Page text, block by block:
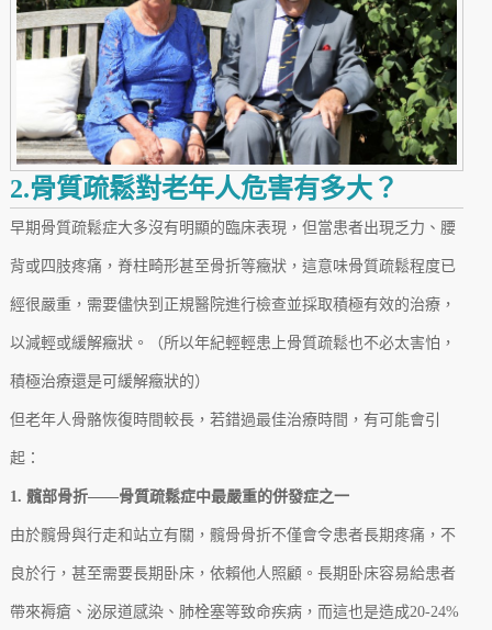
2.骨質疏鬆對老年人危害有多大？
早期骨質疏鬆症大多沒有明顯的臨床表現，但當患者出現乏力、腰
背或四肢疼痛，脊柱畸形甚至骨折等癥狀，這意味骨質疏鬆程度已
經很嚴重，需要儘快到正規醫院進行檢查並採取積極有效的治療，
以減輕或緩解癥狀。（所以年紀輕輕患上骨質疏鬆也不必太害怕，
積極治療還是可緩解癥狀的）
但老年人骨骼恢復時間較長，若錯過最佳治療時間，有可能會引
起：
1. 髖部骨折——骨質疏鬆症中最嚴重的併發症之一
由於髖骨與行走和站立有關，髖骨骨折不僅會令患者長期疼痛，不
良於行，甚至需要長期卧床，依賴他人照顧。長期卧床容易給患者
帶來褥瘡、泌尿道感染、肺栓塞等致命疾病，而這也是造成20-24%